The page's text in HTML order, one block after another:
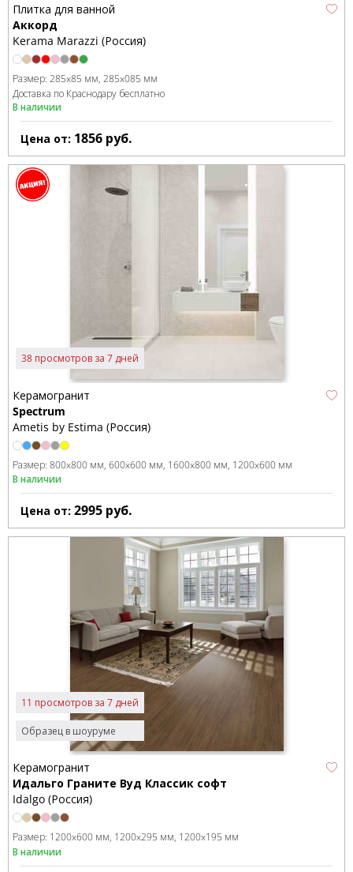
Плитка для ванной
Аккорд
Kerama Marazzi (Россия)
Размер: 285x85 мм 285x085 мм
Доставка по Краснодару бесплатно
В наличии
Цена от: 1856 руб.
38 просмотров за 7 дней
Керамогранит
Spectrum
Ametis by Estima (Россия)
Размер: 800x800 мм 600x600 мм 1600x800 мм 1200x600 мм
В наличии
Цена от: 2995 руб.
Образец в шоуруме
11 просмотров за 7 дней
Керамогранит
Идальго Граните Вуд Классик софт
Idalgo (Россия)
Размер: 1200x600 мм 1200x295 мм 1200x195 мм
В наличии